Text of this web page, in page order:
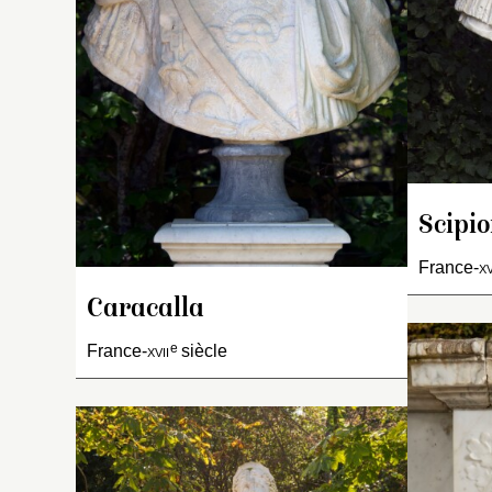
Caracalla
France-xviie siècle
France-